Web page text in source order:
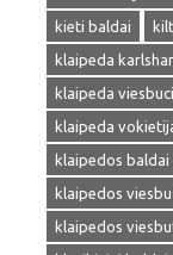
kieti baldai
klaipeda
klaipeda
klaipeda
klaipedos
klaipedos
klaipedos